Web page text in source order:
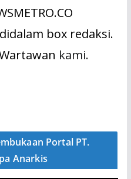
box redaksi.
kami.
Portal PT.
Anarkis